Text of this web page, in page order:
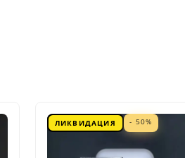
ЛИКВИДАЦИЯ - 50%